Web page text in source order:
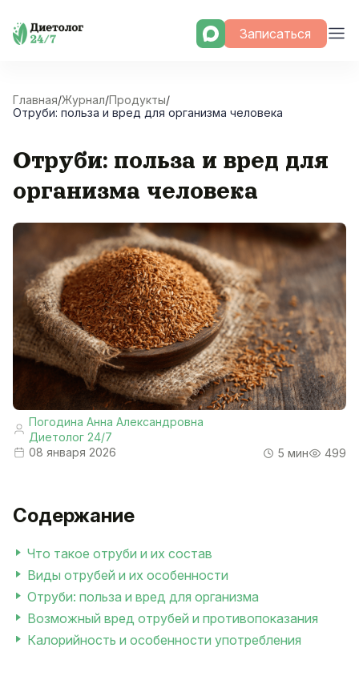
Skip
Записаться
Главная/Журнал/Продукты/
Отруби: польза и вред для организма человека
Отруби: польза и вред для
организма человека
Погодина Анна Александровна
Диетолог 24/7
08 января 2026
5 мин 499
Содержание
Что такое отруби и их состав
Виды отрубей и их особенности
Отруби: польза и вред для организма
Возможный вред отрубей и противопоказания
Калорийность и особенности употребления